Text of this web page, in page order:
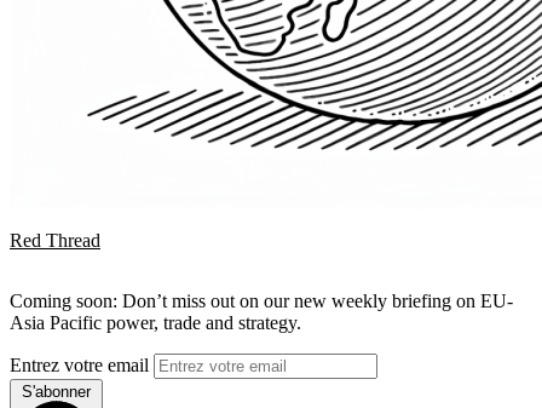
Red Thread
Coming soon: Don’t miss out on our new weekly briefing on EU-
Asia Pacific power, trade and strategy.
Entrez votre email
S'abonner